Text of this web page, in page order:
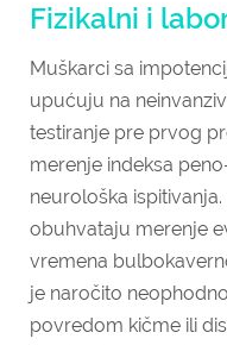
Fizikalni i
Muškarci sa
upućuju na
testiranje pre prvog
merenje indeksa
neurološka
obuhvataju merenje
vremena
je naročito
povredom kičme ili